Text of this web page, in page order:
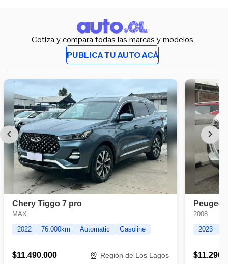
Cotiza y compara todas las marcas y modelos
PUBLICA TU AUTO ACÁ